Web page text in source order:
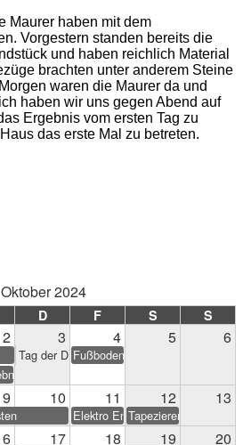
Maurer haben mit dem
Vorgestern standen bereits die
und haben reichlich Material
brachten unter anderem Steine
waren die Maurer da und
haben wir uns gegen Abend auf
Ergebnis vom ersten Tag zu
das erste Mal zu betreten.
Oktober 2024
D F S S
2 3 4 5 6
Tag der Deutschen Einheit
Fußbodenbelag
PV-Anlage
9 10 11 12 13
Sanitär Elektro Endarbeiten
Tapezieren &
17 18 19 20